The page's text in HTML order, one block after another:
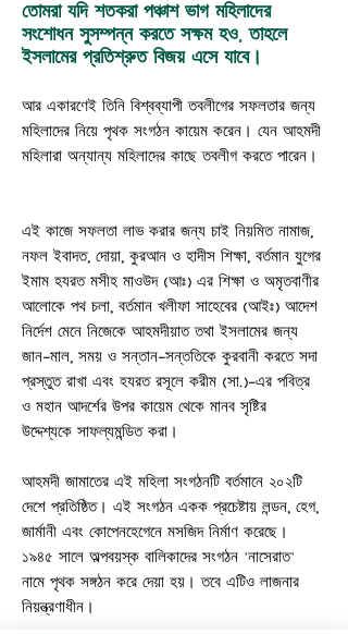
তোমরা যদি শতকরা পঞ্চাশ ভাগ মহিলাদের
সংশোধন সুসম্পন্ন করতে সক্ষম হও, তাহলে
ইসলামের প্রতিশ্রুত বিজয় এসে যাবে।
আর একারণেই তিনি বিশ্বব্যাপী তবলীগের সফলতার জন্য
মহিলাদের নিয়ে পৃথক সংগঠন কায়েম করেন। যেন আহমদী
মহিলারা অন্যান্য মহিলাদের কাছে তবলীগ করতে পারেন।
এই কাজে সফলতা লাভ করার জন্য চাই নিয়মিত নামাজ,
নফল ইবাদত, দোয়া, কুরআন ও হাদীস শিক্ষা, বর্তমান যুগের
ইমাম হযরত মসীহ মাওউদ (আঃ) এর শিক্ষা ও অমৃতবাণীর
আলোকে পথ চলা, বর্তমান খলীফা সাহেবের (আইঃ) আদেশ
নির্দেশ মেনে নিজেকে আহমদীয়াত তথা ইসলামের জন্য
জান-মাল, সময় ও সন্তান-সন্ততিকে কুরবানী করতে সদা
প্রস্তুত রাখা এবং হযরত রসূলে করীম (সা.)-এর পবিত্র
ও মহান আদর্শের উপর কায়েম থেকে মানব সৃষ্টির
উদ্দেশ্যকে সাফল্যমন্ডিত করা।
আহমদী জামাতের এই মহিলা সংগঠনটি বর্তমানে ২০২টি
দেশে প্রতিষ্ঠিত। এই সংগঠন একক প্রচেষ্টায় লন্ডন, হেগ,
জার্মানী এবং কোপেনহেগেনে মসজিদ নির্মাণ করেছে।
১৯৪৫ সালে অল্পবয়স্ক বালিকাদের সংগঠন 'নাসেরাত'
নামে পৃথক সঙ্গঠন করে দেয়া হয়। তবে এটিও লাজনার
নিয়ন্ত্রণাধীন।